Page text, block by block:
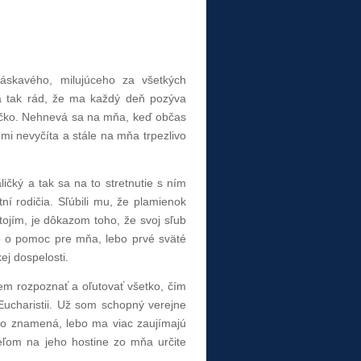
milujúceho za všetkých
rád, že ma každý deň pozýva
Nehnevá sa na mňa, keď občas
nevyčíta a stále na mňa trpezlivo
a tak sa na to stretnutie s ním
rodičia. Sľúbili mu, že plamienok
je dôkazom toho, že svoj sľub
pomoc pre mňa, lebo prvé sväté
dospelosti.
rozpoznať a oľutovať všetko, čím
Už som schopný verejne
znamená, lebo ma viac zaujímajú
na jeho hostine zo mňa určite